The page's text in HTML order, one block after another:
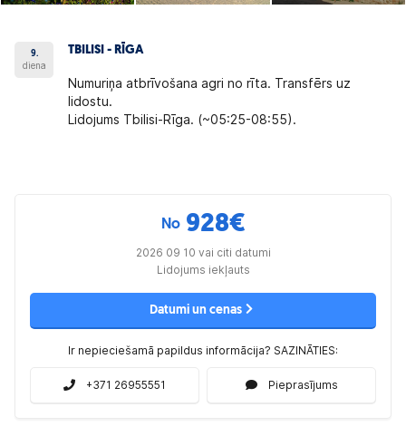
9.
diena
TBILISI - RĪGA
Numuriņa atbrīvošana agri no rīta. Transfērs uz
lidostu.
Lidojums Tbilisi-Rīga. (~05:25-08:55).
No 928€
2026 09 10 vai citi datumi
Lidojums iekļauts
Datumi un cenas
Ir nepieciešamā papildus informācija? SAZINĀTIES:
+371 26955551 Pieprasījums